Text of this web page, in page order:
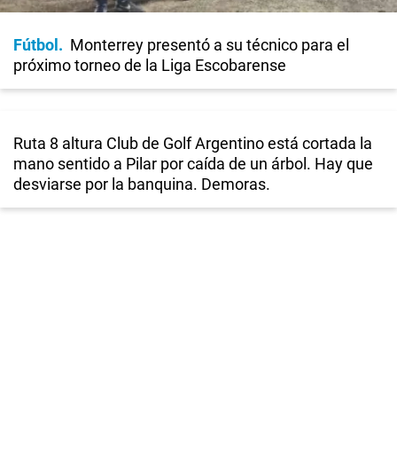
Fútbol
Monterrey presentó a su técnico para el
próximo torneo de la Liga Escobarense
Ruta 8 altura Club de Golf Argentino está cortada la
mano sentido a Pilar por caída de un árbol. Hay que
desviarse por la banquina. Demoras.